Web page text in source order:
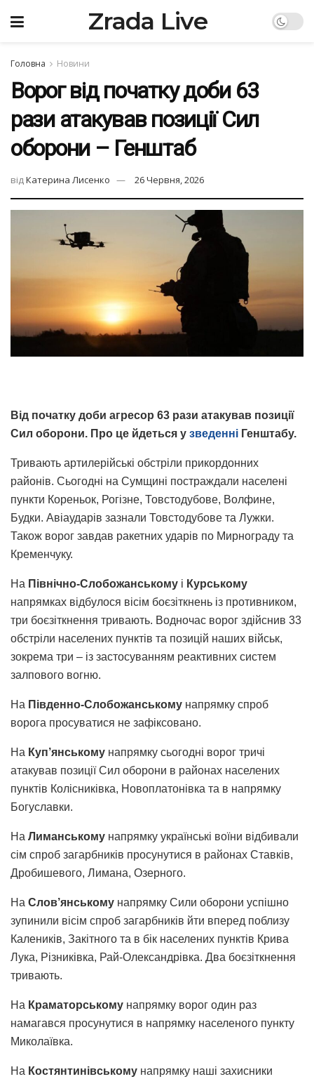
Zrada Live
Головна Новини
Ворог від початку доби 63
рази атакував позиції Сил
оборони – Генштаб
відКатерина Лисенко 26 Червня, 2026
Від початку доби агресор 63 рази атакував позиції
Сил оборони. Про це йдеться у зведенні Генштабу.
Тривають артилерійські обстріли прикордонних
районів. Сьогодні на Сумщині постраждали населені
пункти Кореньок, Рогізне, Товстодубове, Волфине,
Будки. Авіаударів зазнали Товстодубове та Лужки.
Також ворог завдав ракетних ударів по Мирнограду та
Кременчуку.
На Північно-Слобожанському і Курському
напрямках відбулося вісім боєзіткнень із противником,
три боєзіткнення тривають. Водночас ворог здійснив 33
обстріли населених пунктів та позицій наших військ,
зокрема три – із застосуванням реактивних систем
залпового вогню.
На Південно-Слобожанському напрямку спроб
ворога просуватися не зафіксовано.
На Куп’янському напрямку сьогодні ворог тричі
атакував позиції Сил оборони в районах населених
пунктів Колісниківка, Новоплатонівка та в напрямку
Богуславки.
На Лиманському напрямку українські воїни відбивали
сім спроб загарбників просунутися в районах Ставків,
Дробишевого, Лимана, Озерного.
На Слов’янському напрямку Сили оборони успішно
зупинили вісім спроб загарбників йти вперед поблизу
Калеників, Закітного та в бік населених пунктів Крива
Лука, Різниківка, Рай-Олександрівка. Два боєзіткнення
тривають.
На Краматорському напрямку ворог один раз
намагався просунутися в напрямку населеного пункту
Миколаївка.
На Костянтинівському напрямку наші захисники